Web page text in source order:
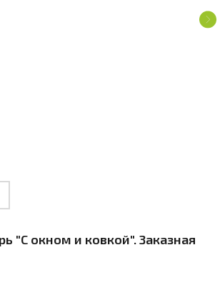
"С окном и ковкой". Заказная